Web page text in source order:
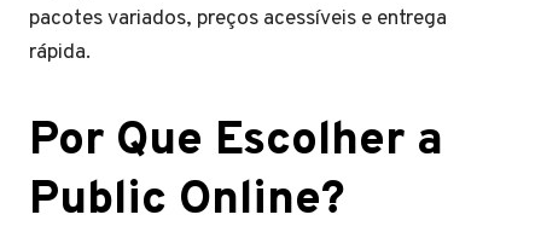
pacotes variados, preços acessíveis e entrega
rápida.
Por Que Escolher a
Public Online?